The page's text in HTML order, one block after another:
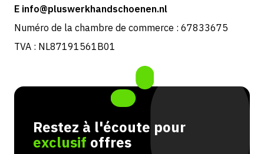
E info@pluswerkhandschoenen.nl
Numéro de la chambre de commerce : 67833675
TVA : NL87191561B01
Restez à l'écoute pour
exclusif offres